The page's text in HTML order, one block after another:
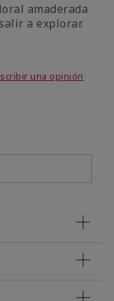
amaderada
a explorar.
una opinión